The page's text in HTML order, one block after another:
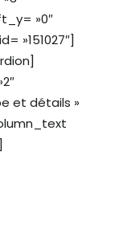
»0″
»151027″]
et détails »